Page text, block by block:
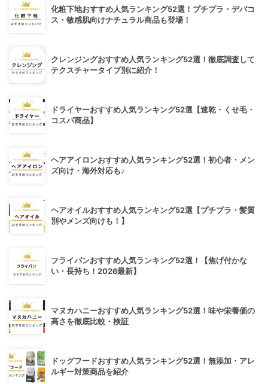
化粧下地おすすめ人気ランキング52選！プチプラ・デパコ
ス・敏感肌向けナチュラル商品も登場！
クレンジングおすすめ人気ランキング52選！徹底調査して
テクスチャータイプ別に紹介！
ドライヤーおすすめ人気ランキング52選【速乾・くせ毛・
コスパ商品】
ヘアアイロンおすすめ人気ランキング52選！初心者・メン
ズ向け・海外対応も♪
ヘアオイルおすすめ人気ランキング52選【プチプラ・髪質
別やメンズ向けも！】
フライパンおすすめ人気ランキング52選！【焦げ付かな
い・長持ち！2026最新】
マヌカハニーおすすめ人気ランキング52選！味や栄養価の
高さを徹底比較・検証
ドッグフードおすすめ人気ランキング52選！無添加・アレ
ルギー対策商品を紹介